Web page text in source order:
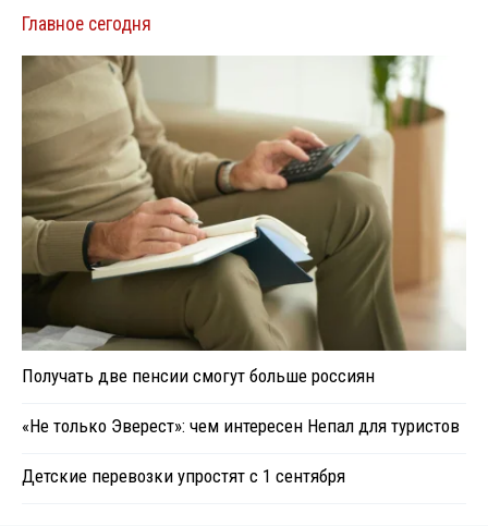
Главное сегодня
Получать две пенсии смогут больше россиян
«Не только Эверест»: чем интересен Непал для туристов
Детские перевозки упростят с 1 сентября